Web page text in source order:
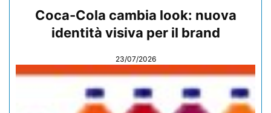
Coca-Cola cambia look: nuova
identità visiva per il brand
23/07/2026